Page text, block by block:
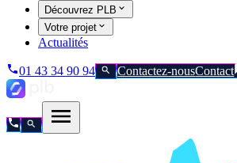
Découvrez PLB
Votre projet
Actualités
01 43 34 90 94 Contactez-nousContact